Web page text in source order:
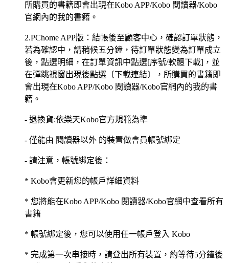
所購買的書籍即會出現在Kobo APP/Kobo 閱讀器/Kobo
官網內的我的書籍。
2.PChome APP版：結帳後至顧客中心，確認訂單狀態，
若為確認中，請稍候五分鐘，待訂單狀態變為訂單成立
後，點選明細，在訂單資訊中點選[序號/軟體下載]，並
在彈跳視窗出現後點選〔下載連結〕，所購買的書籍即
會出現在Kobo APP/Kobo 閱讀器/Kobo官網內的我的書
籍。
- 退換貨:依樂天Kobo官方規範為準
- 僅能由 閱讀器以外 的裝置做會員帳號綁定
- 請注意，帳號綁定後：
* Kobo會更新您的帳戶詳細資料
* 您將能在Kobo APP/Kobo 閱讀器/Kobo官網中查看所有
書籍
* 帳號綁定後，您可以使用任一帳戶登入 Kobo
* 完成第一次串接時，請登出所有裝置，約等待5分鐘後